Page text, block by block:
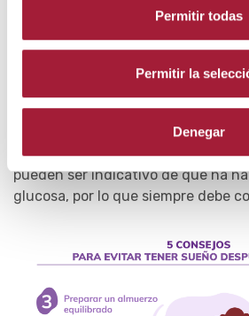
Permitir todas
Permitir la
Denegar
determinar las causas que
cansancio. Sobre todo, si va
síntomas como sed, pérdida de
apatía o problemas digestivos.
Tener sueño después de comer
pueden ser indicativo de que ha
glucosa, por lo que siempre debe